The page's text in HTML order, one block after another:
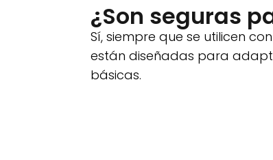
¿Son seguras
Sí, siempre que se utilicen
están diseñadas para
básicas.